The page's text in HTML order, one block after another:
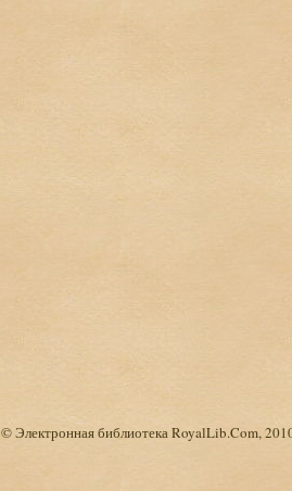
© Электронная библиотека RoyalLib.Com,